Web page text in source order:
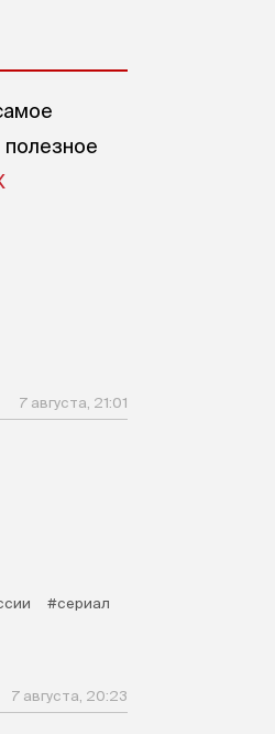
полезное
7 августа, 21:01
#сериал
7 августа, 20:23